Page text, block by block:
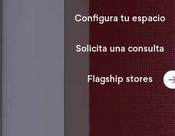
Configura tu espacio
Solicita una consulta
Flagship stores